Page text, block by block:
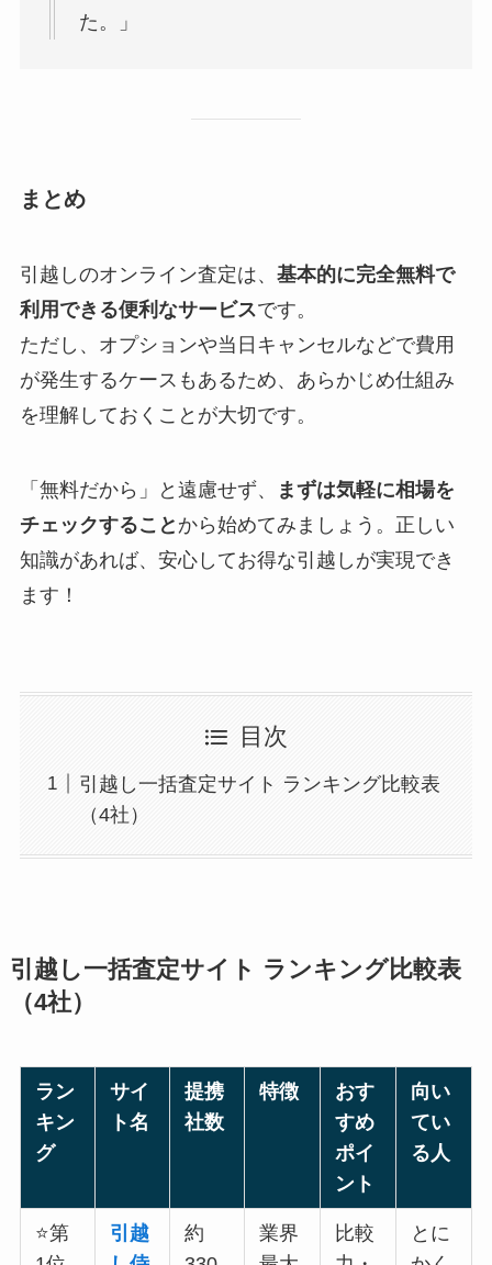
た。」
まとめ
引越しのオンライン査定は、 基本的に完全無料で
利用できる便利なサービスです。
ただし、オプションや当日キャンセルなどで費用
が発生するケースもあるため、あらかじめ仕組み
を理解しておくことが大切です。
「無料だから」と遠慮せず、
まずは気軽に相場を
チェックすること から始めてみましょう。正しい
知識があれば、安心してお得な引越しが実現でき
ます！
目次
引越し一括査定サイト ランキング比較表
（4社）
引越し一括査定サイト ランキング比較表
（4社）
ラン
キン
グ
サイ
ト名
提携
社数
特徴
おす
すめ
ポイ
ント
向い
てい
る人
⭐第
引越
約
業界
比較
とに